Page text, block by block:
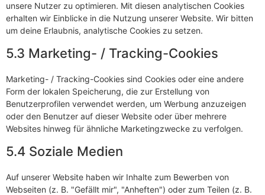
unsere Nutzer zu optimieren. Mit diesen analytischen Cookies
erhalten wir Einblicke in die Nutzung unserer Website. Wir bitten
um deine Erlaubnis, analytische Cookies zu setzen.
5.3 Marketing- / Tracking-Cookies
Marketing- / Tracking-Cookies sind Cookies oder eine andere
Form der lokalen Speicherung, die zur Erstellung von
Benutzerprofilen verwendet werden, um Werbung anzuzeigen
oder den Benutzer auf dieser Website oder über mehrere
Websites hinweg für ähnliche Marketingzwecke zu verfolgen.
5.4 Soziale Medien
Auf unserer Website haben wir Inhalte zum Bewerben von
Webseiten (z. B. "Gefällt mir", "Anheften") oder zum Teilen (z. B.